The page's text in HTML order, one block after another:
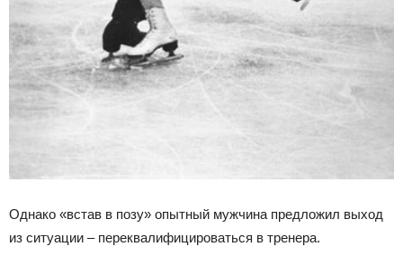
Однако «встав в позу» опытный мужчина предложил выход
из ситуации – переквалифицироваться в тренера.